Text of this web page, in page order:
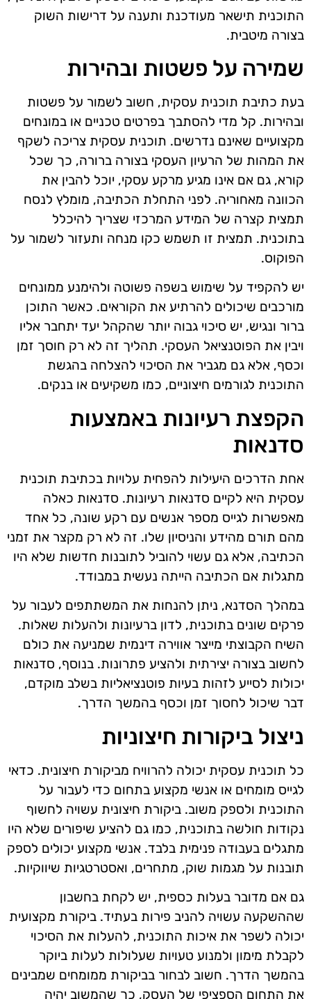
התוכנית תישאר מעודכנת ותענה על דרישות השוק
בצורה מיטבית.
שמירה על פשטות ובהירות
בעת כתיבת תוכנית עסקית, חשוב לשמור על פשטות
ובהירות. קל מדי להסתבך בפרטים טכניים או במונחים
מקצועיים שאינם נדרשים. תוכנית עסקית צריכה לשקף
את המהות של הרעיון העסקי בצורה ברורה, כך שכל
קורא, גם אם אינו מגיע מרקע עסקי, יוכל להבין את
הכוונה מאחוריה. לפני התחלת הכתיבה, מומלץ לנסח
תמצית קצרה של המידע המרכזי שצריך להיכלל
בתוכנית. תמצית זו תשמש כקו מנחה ותעזור לשמור על
הפוקוס.
יש להקפיד על שימוש בשפה פשוטה ולהימנע ממונחים
מורכבים שיכולים להרתיע את הקוראים. כאשר התוכן
ברור ונגיש, יש סיכוי גבוה יותר שהקהל יעד יתחבר אליו
ויבין את הפוטנציאל העסקי. תהליך זה לא רק חוסך זמן
וכסף, אלא גם מגביר את הסיכוי להצלחה בהגשת
התוכנית לגורמים חיצוניים, כמו משקיעים או בנקים.
הקפצת רעיונות באמצעות
סדנאות
אחת הדרכים היעילות להפחית עלויות בכתיבת תוכנית
עסקית היא לקיים סדנאות רעיונות. סדנאות כאלה
מאפשרות לגייס מספר אנשים עם רקע שונה, כל אחד
מהם תורם מהידע והניסיון שלו. זה לא רק מקצר את זמני
הכתיבה, אלא גם עשוי להוביל לתובנות חדשות שלא היו
מתגלות אם הכתיבה הייתה נעשית במבודד.
במהלך הסדנא, ניתן להנחות את המשתתפים לעבור על
פרקים שונים בתוכנית, לדון ברעיונות ולהעלות שאלות.
השיח הקבוצתי מייצר אווירה דינמית שמניעה את כולם
לחשוב בצורה יצירתית ולהציע פתרונות. בנוסף, סדנאות
יכולות לסייע לזהות בעיות פוטנציאליות בשלב מוקדם,
דבר שיכול לחסוך זמן וכסף בהמשך הדרך.
ניצול ביקורות חיצוניות
כל תוכנית עסקית יכולה להרוויח מביקורת חיצונית. כדאי
לגייס מומחים או אנשי מקצוע בתחום כדי לעבור על
התוכנית ולספק משוב. ביקורת חיצונית עשויה לחשוף
נקודות חולשה בתוכנית, כמו גם להציע שיפורים שלא היו
מתגלים בעבודה פנימית בלבד. אנשי מקצוע יכולים לספק
תובנות על מגמות שוק, מתחרים, ואסטרטגיות שיווקיות.
גם אם מדובר בעלות כספית, יש לקחת בחשבון
שההשקעה עשויה להניב פירות בעתיד. ביקורת מקצועית
יכולה לשפר את איכות התוכנית, להעלות את הסיכוי
לקבלת מימון ולמנוע טעויות שעלולות לעלות ביוקר
בהמשך הדרך. חשוב לבחור בביקורת ממומחים שמבינים
את התחום הספציפי של העסק, כך שהמשוב יהיה